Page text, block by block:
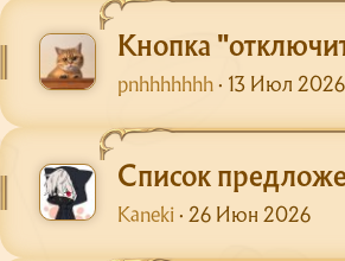
Кнопка
pnhhhhhhh 13 Июл 2026
Список
Kaneki 26 Июн 2026